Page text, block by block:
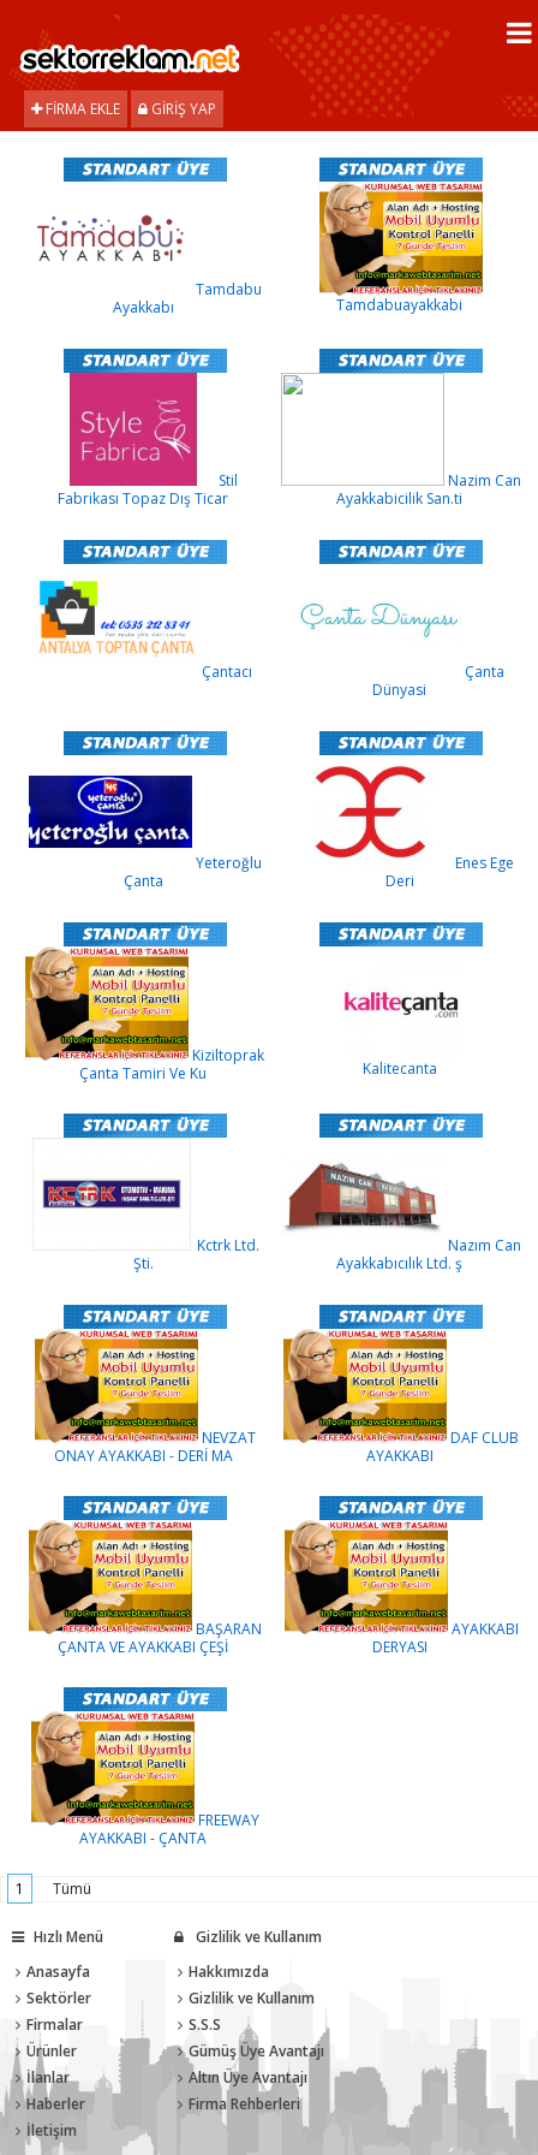
FIRMA EKLE GIRIŞ YAP
Tamdabu
Ayakkabı
Tamdabuayakkabi
Stil
Fabrikası Topaz Dış Ticar
Nazim Can
Ayakkabicilik San.ti
Çantacı
Çanta
Dünyasi
Yeteroğlu
Çanta
Enes Ege
Deri
Kiziltoprak
Çanta Tamiri Ve Ku
Kalitecanta
Kctrk Ltd.
Şti.
Nazım Can
Ayakkabıcılık Ltd. ş
NEVZAT
ONAY AYAKKABI - DERİ MA
DAF CLUB
AYAKKABI
BAŞARAN
ÇANTA VE AYAKKABI ÇEŞİ
AYAKKABI
DERYASI
FREEWAY
AYAKKABI - ÇANTA
1 Tümü
Hızlı Menü
Anasayfa
Sektörler
Firmalar
Ürünler
İlanlar
Haberler
İletişim
Gizlilik ve Kullanım
Hakkımızda
Gizlilik ve Kullanım
S.S.S
Gümüş Üye Avantajı
Altın Üye Avantajı
Firma Rehberleri